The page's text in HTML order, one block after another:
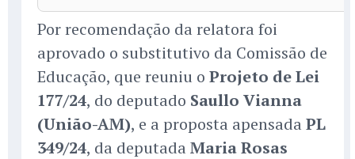
Por recomendação da relatora foi
aprovado o substitutivo da Comissão de
Educação, que reuniu o Projeto de Lei
177/24, do deputado Saullo Vianna
(União-AM), e a proposta apensada PL
349/24, da deputada Maria Rosas